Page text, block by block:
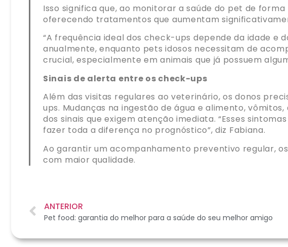
Isso significa que, ao monitorar a saúde do pet de
oferecendo tratamentos que aumentam
“A frequência ideal dos check-ups depende da idade e
anualmente, enquanto pets idosos necessitam de
crucial, especialmente em animais que já possuem
Sinais de alerta entre os check-ups
Além das visitas regulares ao veterinário, os donos
ups. Mudanças na ingestão de água e alimento,
dos sinais que exigem atenção imediata. “Esses
fazer toda a diferença no prognóstico”, diz Fabiana.
Ao garantir um acompanhamento preventivo regular,
com maior qualidade.
ANTERIOR
Pet food: garantia do melhor para a saúde do seu melhor amigo